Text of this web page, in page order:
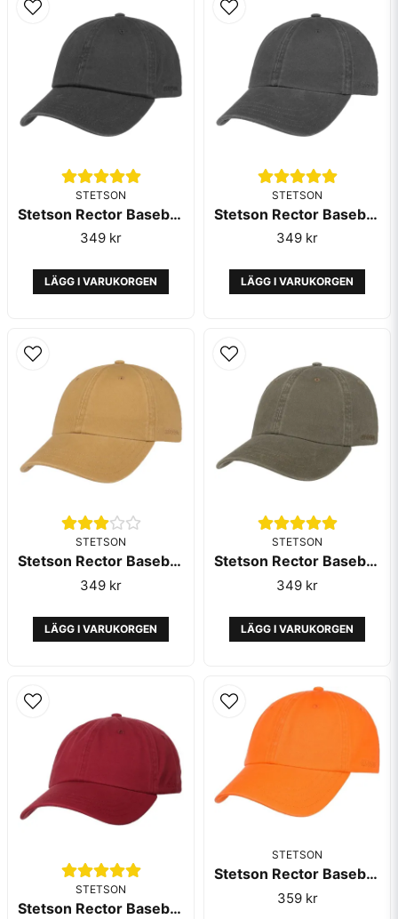
Ja, ni får publicera min fråga
STETSON
Stetson Rector Baseball Cap Black
349 kr
LÄGG I VARUKORGEN
STETSON
Stetson Rector Baseball Cap Grey
349 kr
LÄGG I VARUKORGEN
STETSON
Stetson Rector Baseball Cap Light Brown
349 kr
LÄGG I VARUKORGEN
STETSON
Stetson Rector Baseball Cap Olive
349 kr
LÄGG I VARUKORGEN
STETSON
Stetson Rector Baseball Cap Bordeaux
STETSON
Stetson Rector Baseball Cap Orange
359 kr